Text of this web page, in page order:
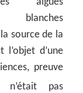
blanches
source de la
d’une
preuve
n’était pas